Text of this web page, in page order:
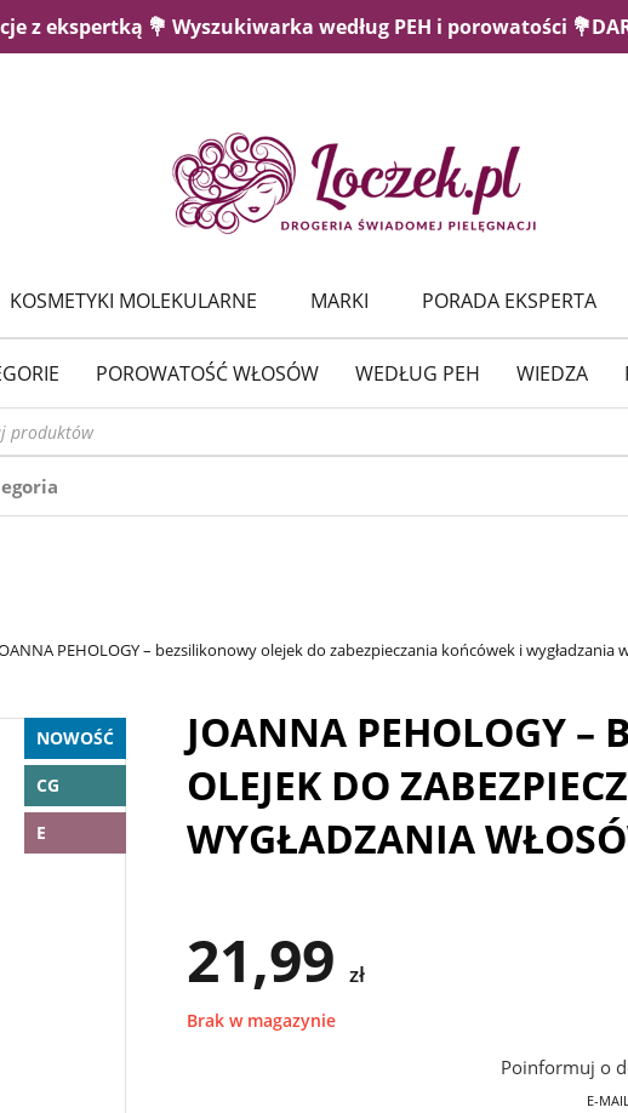
z ekspertką 💐 Wyszukiwarka według PEH i porowatości
KOSMETYKI MOLEKULARNE MARKI PORADA EKSPERTA
POROWATOŚĆ WŁOSÓW WEDŁUG PEH WIEDZA
PEHOLOGY – bezsilikonowy olejek do zabezpieczania końcówek i wygładzania
NOWOŚĆ
CG
E
JOANNA PEHOLOGY –
OLEJEK DO
WYGŁADZANIA
21,99 zł
Brak w magazynie
Poinformuj o
E-